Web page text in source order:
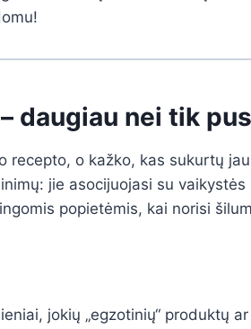
daugiau nei tik
recepto, o kažko, kas sukurtų
jie asocijuojasi su vaikystės
popietėmis, kai norisi
jokių „egzotinių“ produktų